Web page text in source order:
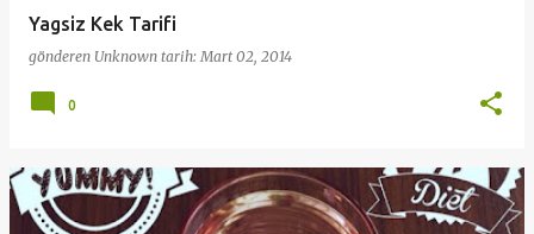
Yagsiz Kek Tarifi
gönderen Unknown tarih:Mart 02, 2014
0